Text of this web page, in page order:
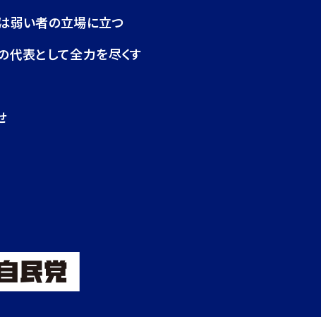
弱い者の立場に立つ
代表として全力を尽くす